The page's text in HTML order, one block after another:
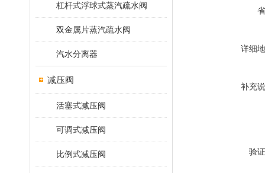
杠杆式浮球式蒸汽疏水阀
双金属片蒸汽疏水阀
汽水分离器
减压阀
活塞式减压阀
可调式减压阀
比例式减压阀
详细
补充
验